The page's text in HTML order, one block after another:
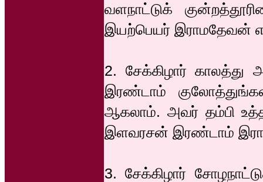
வளநாட்டுக்
இயற்பெயர் இராமதேவன்
2. சேக்கிழார்
இரண்டாம்
ஆகலாம். அவர் தம்பி
இளவரசன் இரண்டாம்
3. சேக்கிழார்